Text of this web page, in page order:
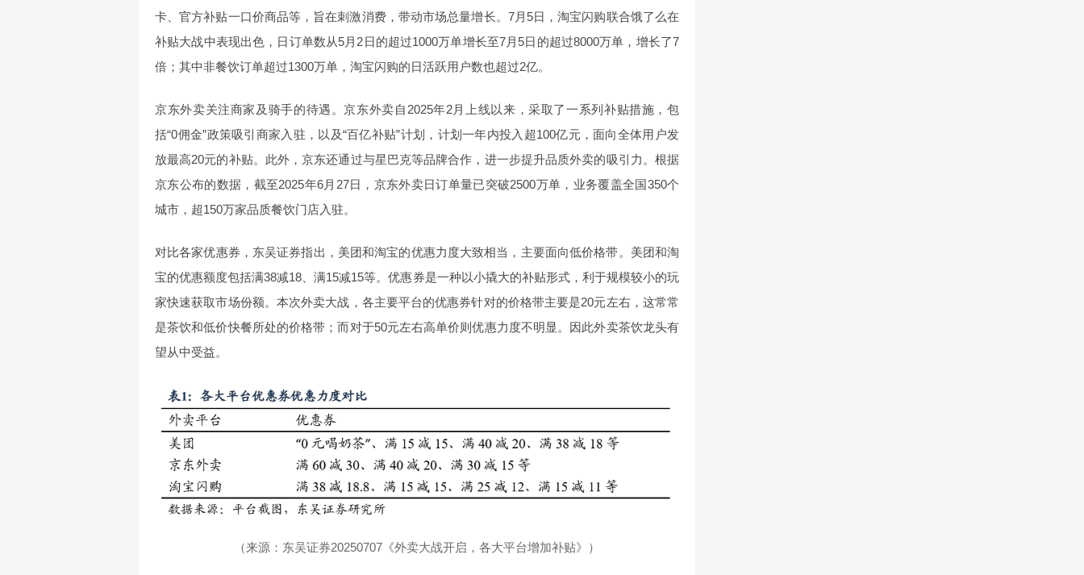
卡、官方补贴一口价商品等，旨在刺激消费，带动市场总量增长。7月5日，淘宝闪购联合饿了么在
补贴大战中表现出色，日订单数从5月2日的超过1000万单增长至7月5日的超过8000万单，增长了7
倍；其中非餐饮订单超过1300万单，淘宝闪购的日活跃用户数也超过2亿。
京东外卖关注商家及骑手的待遇。京东外卖自2025年2月上线以来，采取了一系列补贴措施，包
括“0佣金”政策吸引商家入驻，以及“百亿补贴”计划，计划一年内投入超100亿元，面向全体用户发
放最高20元的补贴。此外，京东还通过与星巴克等品牌合作，进一步提升品质外卖的吸引力。根据
京东公布的数据，截至2025年6月27日，京东外卖日订单量已突破2500万单，业务覆盖全国350个
城市，超150万家品质餐饮门店入驻。
对比各家优惠券，东吴证券指出，美团和淘宝的优惠力度大致相当，主要面向低价格带。美团和淘
宝的优惠额度包括满38减18、满15减15等。优惠券是一种以小撬大的补贴形式，利于规模较小的玩
家快速获取市场份额。本次外卖大战，各主要平台的优惠券针对的价格带主要是20元左右，这常常
是茶饮和低价快餐所处的价格带；而对于50元左右高单价则优惠力度不明显。因此外卖茶饮龙头有
望从中受益。
（来源：东吴证券20250707《外卖大战开启，各大平台增加补贴》）